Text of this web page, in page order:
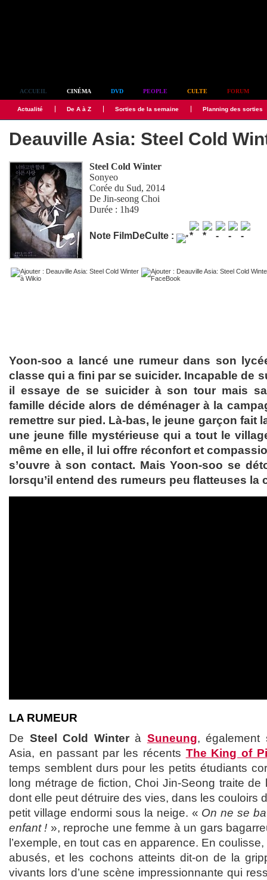
ACCUEIL CINÉMA DVD PEOPLE CULTE FORUM
Actualité De A à Z Sorties de la semaine Planning des sorties
Deauville Asia: Steel Cold
Steel Cold Winter
Sonyeo
Corée du Sud, 2014
DeJin-seong Choi
Durée : 1h49
Note FilmDeCulte :
Yoon-soo a lancé une rumeur dans son
classe qui a fini par se suicider. Incapable de
il essaye de se suicider à son tour mais
famille décide alors de déménager à la
remettre sur pied. Là-bas, le jeune garçon fait
une jeune fille mystérieuse qui a tout le
même en elle, il lui offre réconfort et
s’ouvre à son contact. Mais Yoon-soo se
lorsqu’il entend des rumeurs peu flatteuses la
LA RUMEUR
De Steel Cold Winterà Suneung, également
Asia, en passant par les récents The King of
temps semblent durs pour les petits étudiants
long métrage de fiction, Choi Jin-Seong traite
dont elle peut détruire des vies, dans les couloirs
petit village endormi sous la neige. « On ne se
enfant ! », reproche une femme à un gars
l’exemple, en tout cas en apparence. En
abusés, et les cochons atteints dit-on de la
vivants lors d’une scène impressionnante qui